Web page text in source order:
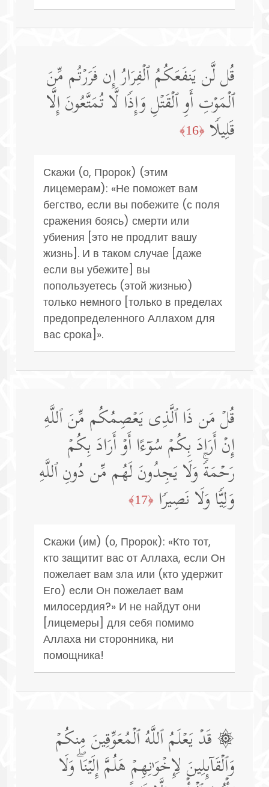
قُل لَّن یَنفَعَكُمُ ٱلۡفِرَارُ إِن فَرَرۡتُم مِّنَ
ٱلۡمَوۡتِ أَوِ ٱلۡقَتۡلِ وَإِذࣰا لَّا تُمَتَّعُونَ إِلَّا
قَلِیلࣰا ﴿16﴾
Скажи (о, Пророк) (этим
лицемерам): «Не поможет вам
бегство, если вы побежите (с поля
сражения боясь) смерти или
убиения [это не продлит вашу
жизнь]. И в таком случае [даже
если вы убежите] вы
попользуетесь (этой жизнью)
только немного [только в пределах
предопределенного Аллахом для
вас срока]».
قُلۡ مَن ذَا ٱلَّذِی یَعۡصِمُكُم مِّنَ ٱللَّهِ
إِنۡ أَرَادَ بِكُمۡ سُوۤءًا أَوۡ أَرَادَ بِكُمۡ
رَحۡمَةࣰۚ وَلَا یَجِدُونَ لَهُم مِّن دُونِ ٱللَّهِ
وَلِیࣰّا وَلَا نَصِیرࣰا ﴿17﴾
Скажи (им) (о, Пророк): «Кто тот,
кто защитит вас от Аллаха, если Он
пожелает вам зла или (кто удержит
Его) если Он пожелает вам
милосердия?» И не найдут они
[лицемеры] для себя помимо
Аллаха ни сторонника, ни
помощника!
۞ قَدۡ یَعۡلَمُ ٱللَّهُ ٱلۡمُعَوِّقِینَ مِنكُمۡ
وَٱلۡقَاۤىِٕلِینَ لِإِخۡوَ ٰ⁠نِهِمۡ هَلُمَّ إِلَیۡنَاۖ وَلَا